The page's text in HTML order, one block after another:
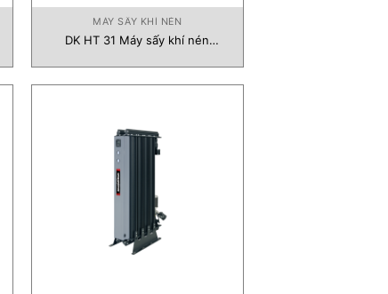
MÁY SẤY KHÍ NÉN
DK HT 31 Máy sấy khí nén